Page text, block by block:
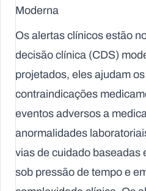
Moderna
Os alertas clínicos estão
decisão clínica (CDS)
projetados, eles ajudam
contraindicações
eventos adversos a
anormalidades
vias de cuidado
sob pressão de tempo e